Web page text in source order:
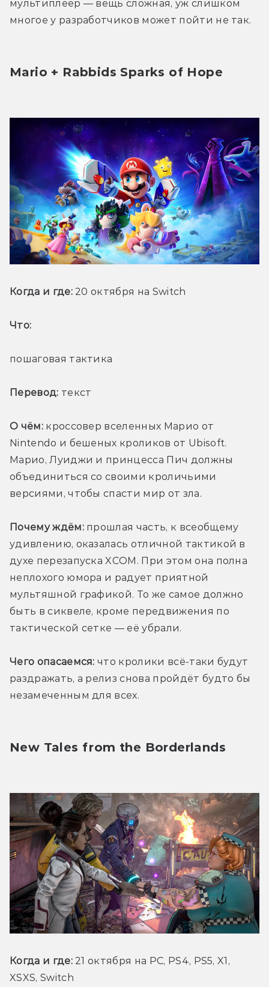
мультиплеер — вещь сложная, уж слишком
многое у разработчиков может пойти не так.
Mario + Rabbids Sparks of Hope
Когда и где: 20 октября на Switch
Что:
пошаговая тактика
Перевод: текст
О чём: кроссовер вселенных Марио от
Nintendo и бешеных кроликов от Ubisoft.
Марио, Луиджи и принцесса Пич должны
объединиться со своими кроличьими
версиями, чтобы спасти мир от зла.
Почему ждём: прошлая часть, к всеобщему
удивлению, оказалась отличной тактикой в
духе перезапуска XCOM. При этом она полна
неплохого юмора и радует приятной
мультяшной графикой. То же самое должно
быть в сиквеле, кроме передвижения по
тактической сетке — её убрали.
Чего опасаемся: что кролики всё-таки будут
раздражать, а релиз снова пройдёт будто бы
незамеченным для всех.
New Tales from the Borderlands
Когда и где: 21 октября на PC, PS4, PS5, X1,
XSXS, Switch